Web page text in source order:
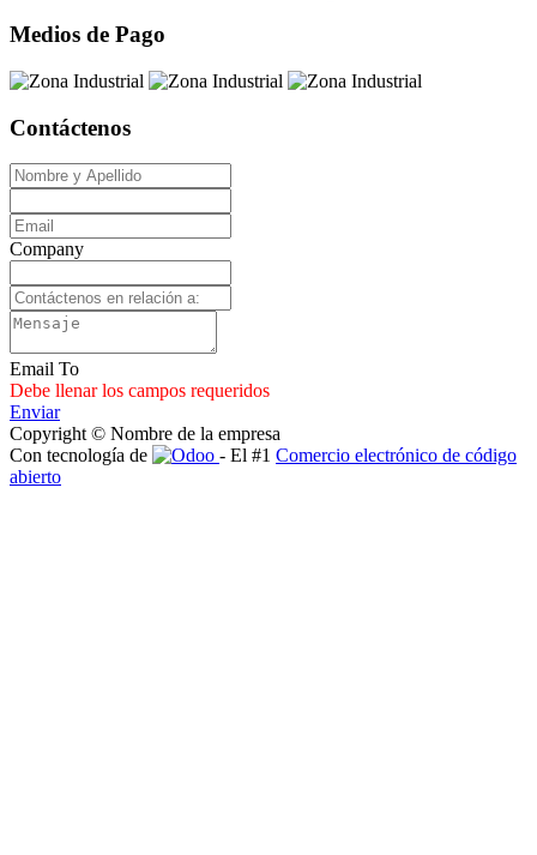
Medios de Pago
Contáctenos
Company
Email To
Debe llenar los campos requeridos
Enviar
Copyright © Nombre de la empresa
Con tecnología de
- El #1 Comercio electrónico de código
abierto